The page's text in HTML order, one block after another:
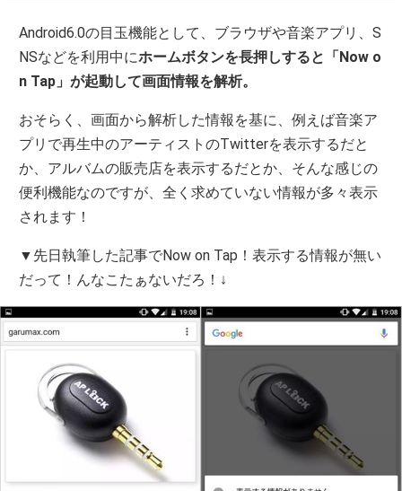
Android6.0の目玉機能として、ブラウザや音楽アプリ、S
NSなどを利用中にホームボタンを長押しすると「Now o
n Tap」が起動して画面情報を解析。
おそらく、画面から解析した情報を基に、例えば音楽ア
プリで再生中のアーティストのTwitterを表示するだと
か、アルバムの販売店を表示するだとか、そんな感じの
便利機能なのですが、全く求めていない情報が多々表示
されます！
▼先日執筆した記事でNow on Tap！表示する情報が無い
だって！んなこたぁないだろ！↓